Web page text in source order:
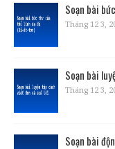
Soạn bài
Tháng 12 3,
Soạn bài
Tháng 12 3,
Soạn bài